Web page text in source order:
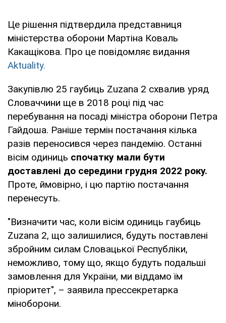
Це рішення підтвердила представниця
міністерства оборони Мартіна Коваль
Какащікова. Про це повідомляє видання
Aktuality.
Закупівлю 25 гаубиць Zuzana 2 схвалив уряд
Словаччини ще в 2018 році під час
перебування на посаді міністра оборони Петра
Гайдоша. Раніше термін постачання кілька
разів переносився через пандемію. Останні
вісім одиниць спочатку мали бути
доставлені до середини грудня 2022 року.
Проте, ймовірно, і цю партію постачання
перенесуть.
"Визначити час, коли вісім одиниць гаубиць
Zuzana 2, що залишилися, будуть поставлені
збройним силам Словацької Республіки,
неможливо, тому що, якщо будуть подальші
замовлення для України, ми віддамо їм
пріоритет", – заявила прессекретарка
міноборони.